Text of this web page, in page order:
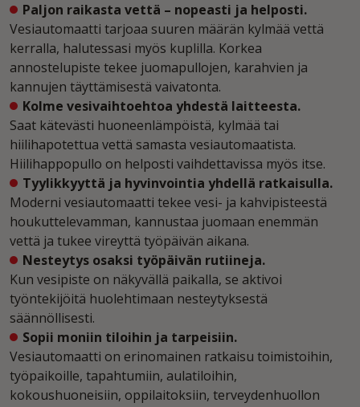
Paljon raikasta vettä – nopeasti ja helposti.
Vesiautomaatti tarjoaa suuren määrän kylmää vettä
kerralla, halutessasi myös kuplilla. Korkea
annostelupiste tekee juomapullojen, karahvien ja
kannujen täyttämisestä vaivatonta.
Kolme vesivaihtoehtoa yhdestä laitteesta.
Saat kätevästi huoneenlämpöistä, kylmää tai
hiilihapotettua vettä samasta vesiautomaatista.
Hiilihappopullo on helposti vaihdettavissa myös itse.
Tyylikkyyttä ja hyvinvointia yhdellä ratkaisulla.
Moderni vesiautomaatti tekee vesi- ja kahvipisteestä
houkuttelevamman, kannustaa juomaan enemmän
vettä ja tukee vireyttä työpäivän aikana.
Nesteytys osaksi työpäivän rutiineja.
Kun vesipiste on näkyvällä paikalla, se aktivoi
työntekijöitä huolehtimaan nesteytyksestä
säännöllisesti.
Sopii moniin tiloihin ja tarpeisiin.
Vesiautomaatti on erinomainen ratkaisu toimistoihin,
työpaikoille, tapahtumiin, aulatiloihin,
kokoushuoneisiin, oppilaitoksiin, terveydenhuollon